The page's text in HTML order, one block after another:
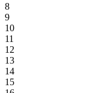
8
9
10
11
12
13
14
15